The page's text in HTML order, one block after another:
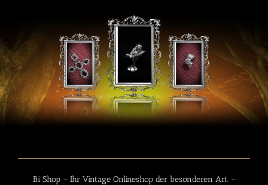
Bi Shop – Ihr Vintage Onlineshopder besonderen Art. –